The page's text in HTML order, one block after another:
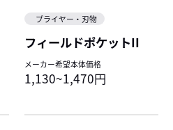
プライヤー・刃物
フィールドポケットII
メーカー希望本体価格
1,130~1,470円